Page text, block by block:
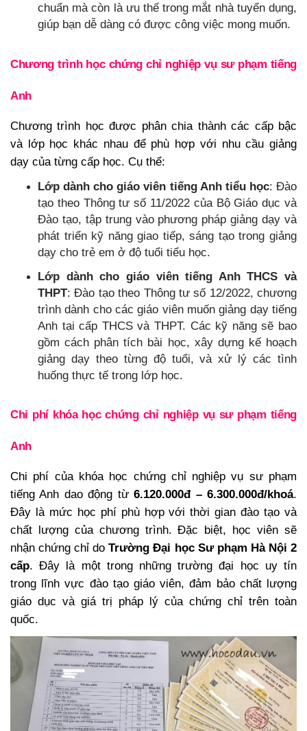
chuẩn mà còn là ưu thế trong mắt nhà tuyển dụng,
giúp bạn dễ dàng có được công việc mong muốn.
Chương trình học chứng chỉ nghiệp vụ sư phạm tiếng
Anh
Chương trình học được phân chia thành các cấp bậc
và lớp học khác nhau để phù hợp với nhu cầu giảng
dạy của từng cấp học. Cụ thể:
Lớp dành cho giáo viên tiếng Anh tiểu học: Đào
tạo theo Thông tư số 11/2022 của Bộ Giáo dục và
Đào tạo, tập trung vào phương pháp giảng dạy và
phát triển kỹ năng giao tiếp, sáng tạo trong giảng
dạy cho trẻ em ở độ tuổi tiểu học.
Lớp dành cho giáo viên tiếng Anh THCS và
THPT: Đào tạo theo Thông tư số 12/2022, chương
trình dành cho các giáo viên muốn giảng dạy tiếng
Anh tại cấp THCS và THPT. Các kỹ năng sẽ bao
gồm cách phân tích bài học, xây dựng kế hoạch
giảng dạy theo từng độ tuổi, và xử lý các tình
huống thực tế trong lớp học.
Chi phí khóa học chứng chỉ nghiệp vụ sư phạm tiếng
Anh
Chi phí của khóa học chứng chỉ nghiệp vụ sư phạm
tiếng Anh dao động từ6.120.000đ – 6.300.000đ/khoá.
Đây là mức học phí phù hợp với thời gian đào tạo và
chất lượng của chương trình. Đặc biệt, học viên sẽ
nhận chứng chỉ doTrường Đại học Sư phạm Hà Nội 2
cấp. Đây là một trong những trường đại học uy tín
trong lĩnh vực đào tạo giáo viên, đảm bảo chất lượng
giáo dục và giá trị pháp lý của chứng chỉ trên toàn
quốc.